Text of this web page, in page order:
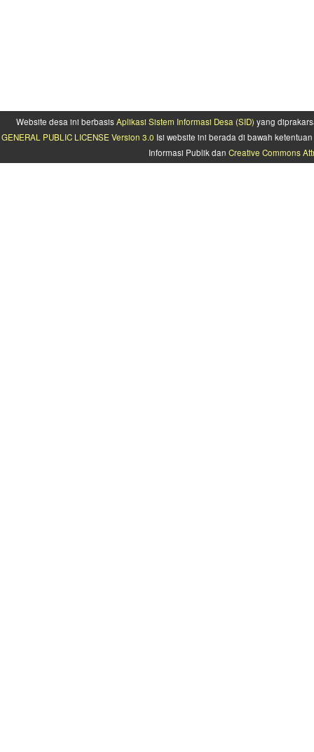
Website desa ini berbasisAplikasi Sistem Informasi Desa (SID) yang
GENERAL PUBLIC LICENSE Version 3.0 Isi website ini berada di bawah
Informasi Publik dan Creative Commons